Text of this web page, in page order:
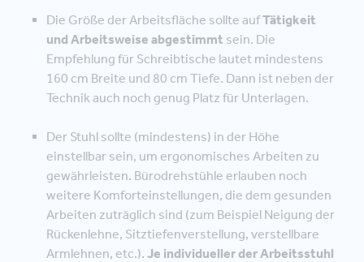
Die Größe der Arbeitsfläche sollte aufTätigkeit
und Arbeitsweise abgestimmt sein. Die
Empfehlung für Schreibtische lautet mindestens
160 cm Breite und 80 cm Tiefe. Dann ist neben der
Technik auch noch genug Platz für Unterlagen.
Der Stuhl sollte (mindestens) in der Höhe
einstellbar sein, um ergonomisches Arbeiten zu
gewährleisten. Bürodrehstühle erlauben noch
weitere Komforteinstellungen, die dem gesunden
Arbeiten zuträglich sind (zum Beispiel Neigung der
Rückenlehne, Sitztiefenverstellung, verstellbare
Armlehnen, etc.). Je individueller der Arbeitsstuhl